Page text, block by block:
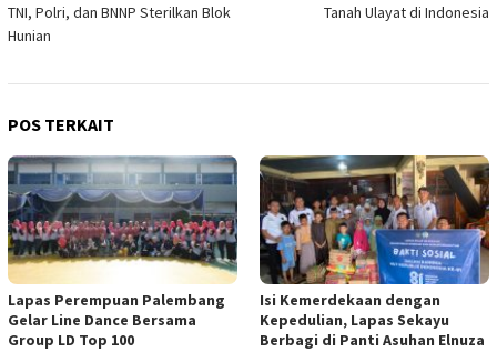
TNI, Polri, dan BNNP Sterilkan Blok
Hunian
Tanah Ulayat di Indonesia
POS TERKAIT
Lapas Perempuan Palembang
Gelar Line Dance Bersama
Group LD Top 100
Isi Kemerdekaan dengan
Kepedulian, Lapas Sekayu
Berbagi di Panti Asuhan Elnuza